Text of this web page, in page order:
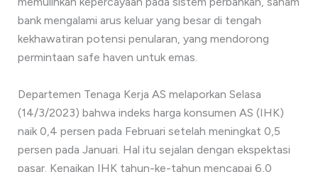
bank mengalami arus keluar yang besar di tengah
kekhawatiran potensi penularan, yang mendorong
permintaan safe haven untuk emas.
Departemen Tenaga Kerja AS melaporkan Selasa
(14/3/2023) bahwa indeks harga konsumen AS (IHK)
naik 0,4 persen pada Februari setelah meningkat 0,5
persen pada Januari. Hal itu sejalan dengan ekspektasi
pasar. Kenaikan IHK tahun-ke-tahun mencapai 6,0